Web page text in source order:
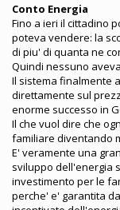
Conto Energia
Fino a ieri il cittadino
poteva vendere: la
di piu' di quanta ne
Quindi nessuno
Il sistema finalmente
direttamente sul
enorme successo in
Il che vuol dire che
familiare diventando
E' veramente una
sviluppo dell'energia
investimento per le
perche' e' garantita